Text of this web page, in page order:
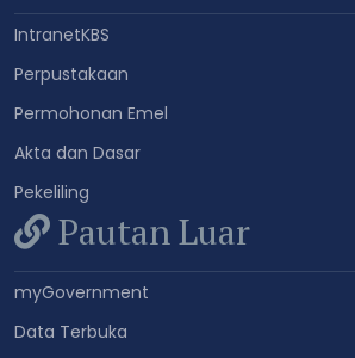
IntranetKBS
Perpustakaan
Permohonan Emel
Akta dan Dasar
Pekeliling
Pautan Luar
myGovernment
Data Terbuka